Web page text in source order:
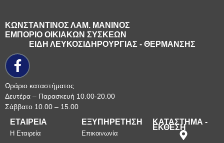
ΚΩΝΣΤΑΝΤΙΝΟΣ ΛΑΜ. ΜΑΝΙΝΟΣ
ΕΜΠΟΡΙΟ ΟΙΚΙΑΚΩΝ ΣΥΣΚΕΩΝ
ΕΙΔΗ ΛΕΥΚΟΣΙΔΗΡΟΥΡΓΙΑΣ - ΘΕΡΜΑΝΣΗΣ
Ωράριο καταστήματος
Δευτέρα – Παρασκευή 10.00-20.00
Σάββατο 10.00 – 15.00
ΕΤΑΙΡΕΙΑ
Η Εταιρεία
ΕΞΥΠΗΡΕΤΗΣΗ
Επικοινωνία
ΚΑΤΑΣΤΗΜΑ -
ΕΚΘΕΣΗ